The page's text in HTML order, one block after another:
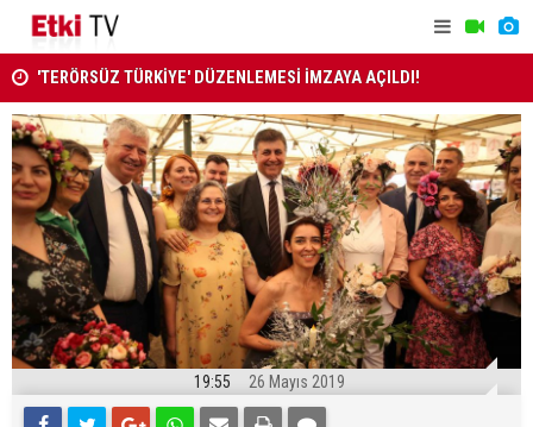
'TERÖRSÜZ TÜRKİYE' DÜZENLEMESİ İMZAYA AÇILDI!
19:55 26 Mayıs 2019